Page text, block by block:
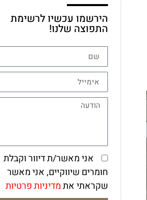
הירשמו עכשיו לרשימת
התפוצה שלנו!
אני מאשר/ת דיוור וקבלת
חומרים שיווקיים, אני מאשר
שקראתי אתמדיניות פרטיות